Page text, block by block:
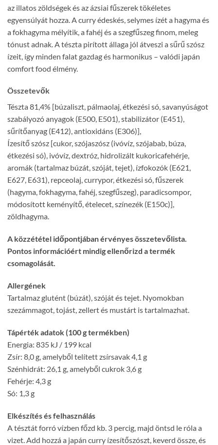
az illatos zöldségek és az ázsiai fűszerek tökéletes
egyensúlyát hozza. A curry édeskés, selymes ízét a hagyma és
a fokhagyma mélyítik, a fahéj és a szegfűszeg finom, meleg
tónust adnak. A tészta pirított állaga jól átveszi a sűrű szósz
ízeit, így minden falat gazdag és harmonikus – valódi japán
comfort food élmény.
Összetevők
Tészta 81,4% [búzaliszt, pálmaolaj, étkezési só, savanyúságot
szabályozó anyagok (E500, E501), stabilizátor (E451),
sűrítőanyag (E412), antioxidáns (E306)],
Ízesítő szósz [cukor, szójaszósz (ivóvíz, szójabab, búza,
étkezési só), ivóvíz, dextróz, hidrolizált kukoricafehérje,
aromák (tartalmaz búzát, szóját, tejet), ízfokozók (E621,
E627, E631), repceolaj, currypor, étkezési só, fűszerek
(hagyma, fokhagyma, fahéj, szegfűszeg), paradicsompor,
módosított keményítő, ételecet, színezék (E150c)],
zöldhagyma.
A közzététel időpontjában érvényes összetevőlista.
Pontos információért mindig ellenőrizd a termék
csomagolását.
Allergének
Tartalmaz glutént (búzát), szóját és tejet. Nyomokban
szezámmagot, tojást, zellert és mustárt is tartalmazhat.
Tápérték adatok (100 g termékben)
Energia: 835 kJ / 199 kcal
Zsír: 8,0 g, amelyből telített zsírsavak 4,1 g
Szénhidrát: 26,1 g, amelyből cukrok 3,6 g
Fehérje: 4,3 g
Só: 1,3 g
Elkészítés és felhasználás
A tésztát forró vízben főzd kb. 3 percig, majd öntsd le róla a
vizet. Add hozzá a japán curry ízesítőszószt, keverd össze, és